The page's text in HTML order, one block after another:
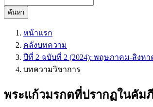
ค้นหา
หน้าแรก
คลังบทความ
ปีที่ 2 ฉบับที่ 2 (2024): พฤษภาคม-สิงหา
บทความวิชาการ
พระแก้วมรกตที่ปรากฏในคั